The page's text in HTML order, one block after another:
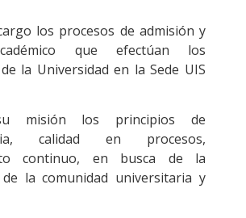
los procesos de admisión y
que efectúan los
la Universidad en la Sede UIS
misión los principios de
calidad en procesos,
continuo, en busca de la
de la comunidad universitaria y